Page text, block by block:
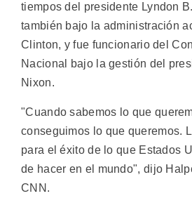
tiempos del presidente Lyndon
también bajo la administración
Clinton, y fue funcionario del
Nacional bajo la gestión del
Nixon.
"Cuando sabemos lo que
conseguimos lo que queremos.
para el éxito de lo que Estados
de hacer en el mundo", dijo
CNN.